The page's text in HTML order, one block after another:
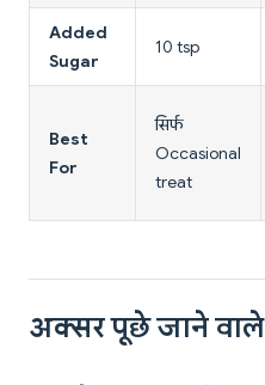
Added
Sugar
10 tsp
Best
For
सिर्फ
Occasional
treat
अक्सर पूछे जाने वाले